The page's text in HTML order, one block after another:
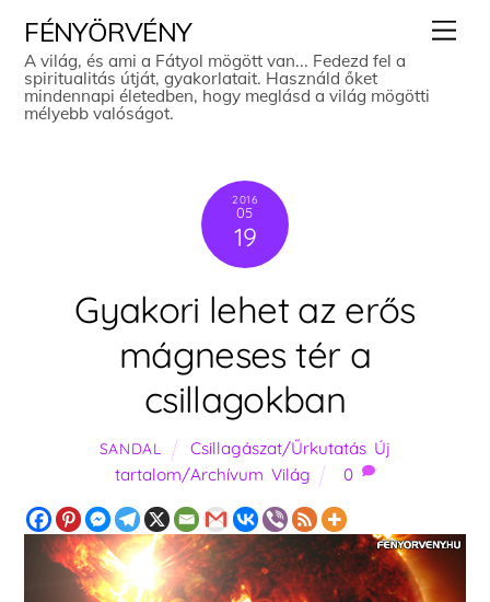
content
FÉNYÖRVÉNY
A világ, és ami a Fátyol mögött van... Fedezd fel a
spiritualitás útját, gyakorlatait. Használd őket
mindennapi életedben, hogy meglásd a világ mögötti
mélyebb valóságot.
2016
05
19
Gyakori lehet az erős
mágneses tér a
csillagokban
SANDAL Csillagászat/Űrkutatás Új
tartalom/Archívum Világ 0